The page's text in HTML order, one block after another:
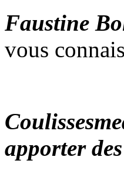
Faustine
vous
apporter